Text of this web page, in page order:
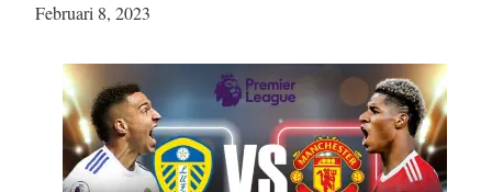
Tanggal
Februari 8, 2023